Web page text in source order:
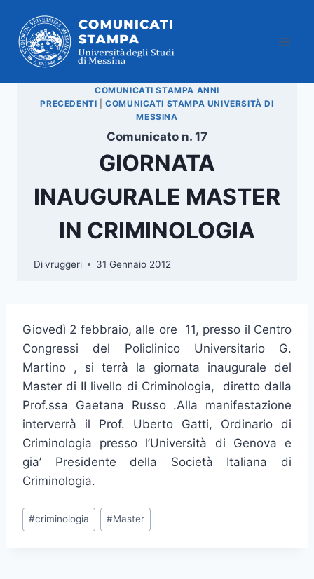
contenuto
COMUNICATI STAMPA ANNI
PRECEDENTI |COMUNICATI STAMPA UNIVERSITÀ DI
MESSINA
Comunicato n. 17
GIORNATA
INAUGURALE MASTER
IN CRIMINOLOGIA
Divruggeri 31 Gennaio 2012
Giovedì 2 febbraio, alle ore 11, presso il Centro
Congressi del Policlinico Universitario G.
Martino , si terrà la giornata inaugurale del
Master di II livello di Criminologia, diretto dalla
Prof.ssa Gaetana Russo .Alla manifestazione
interverrà il Prof. Uberto Gatti, Ordinario di
Criminologia presso l’Università di Genova e
gia’ Presidente della Società Italiana di
Criminologia.
Tag
articolo:
#criminologia #Master